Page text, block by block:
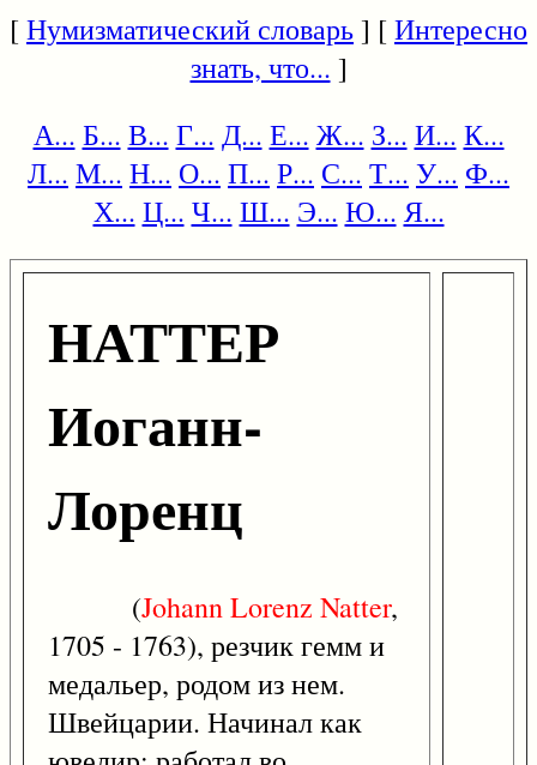
[Нумизматический словарь] [Интересно
знать, что... ]
А... Б... В... Г... Д... Е... Ж... З... И... К...
Л... М... Н... О... П... Р... С... Т... У... Ф...
Х... Ц... Ч... Ш... Э... Ю... Я...
НАТТЕР
Иоганн-
Лоренц
(JohannLorenz Natter,
1705 - 1763), резчик гемм и
медальер, родом из нем.
Швейцарии. Начинал как